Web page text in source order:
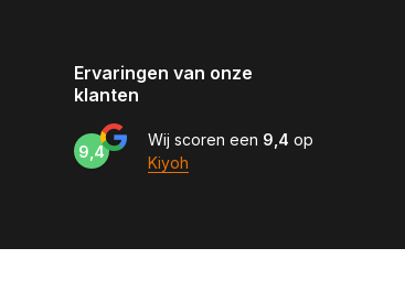
Ervaringen van onze
klanten
9,4
Wij scoren een 9,4 op
Kiyoh